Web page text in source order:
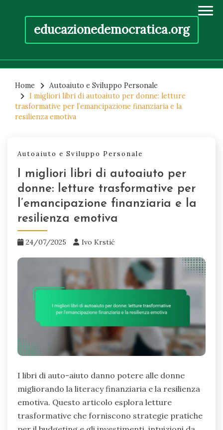
educazionedemocratica.org
content
Home
Autoaiuto e Sviluppo Personale
I migliori libri di autoaiuto per donne: letture
trasformative per l’emancipazione finanziaria e la
resilienza emotiva
Autoaiuto e Sviluppo Personale
I migliori libri di autoaiuto per
donne: letture trasformative per
l’emancipazione finanziaria e la
resilienza emotiva
24/07/2025 Ivo Krstić
I libri di auto-aiuto danno potere alle donne
migliorando la literacy finanziaria e la resilienza
emotiva. Questo articolo esplora letture
trasformative che forniscono strategie pratiche